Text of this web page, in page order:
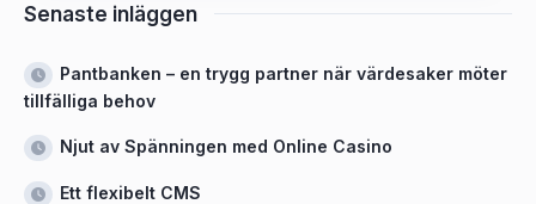
Senaste inläggen
Pantbanken – en trygg partner när värdesaker möter
tillfälliga behov
Njut av Spänningen med Online Casino
Ett flexibelt CMS